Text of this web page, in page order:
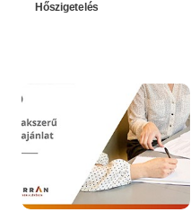
Hőszigetelés